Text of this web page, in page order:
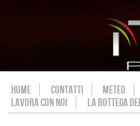
HOME CONTATTI METEO
LAVORA CON NOI
LA BOTTEGA